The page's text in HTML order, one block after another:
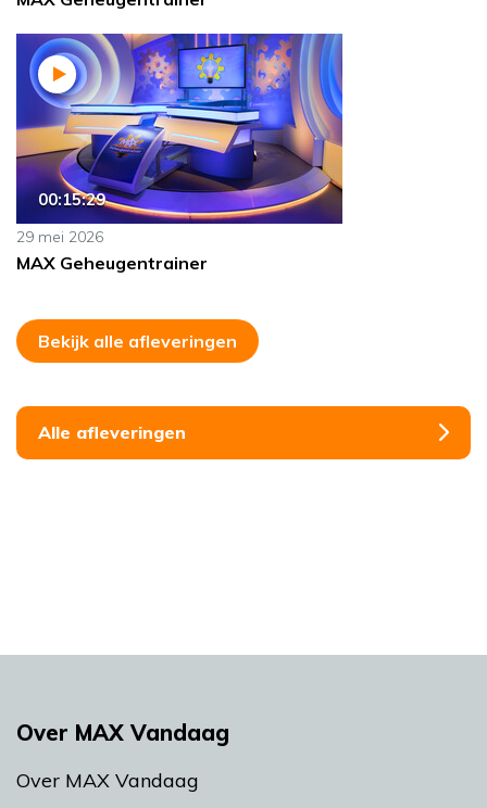
00:15:29
29 mei 2026
MAX Geheugentrainer
Bekijk alle afleveringen
Alle afleveringen
Over MAX Vandaag
Over MAX Vandaag